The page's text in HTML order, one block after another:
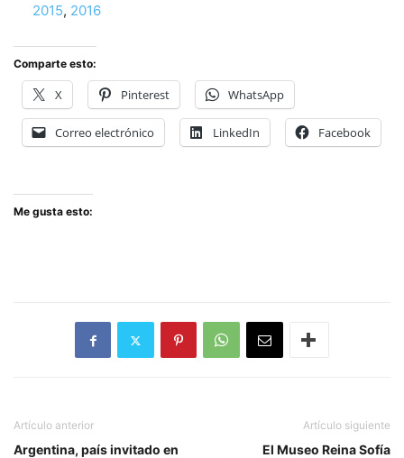
2015, 2016
Comparte esto:
X Pinterest WhatsApp
Correo electrónico LinkedIn Facebook
Me gusta esto:
Artículo anterior
Argentina, país invitado en
Artículo siguiente
El Museo Reina Sofía